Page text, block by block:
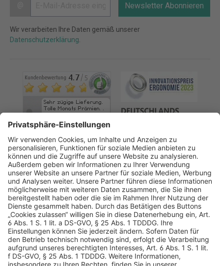
Newsletter Abonnieren
Wir verarbeiten Ihre Daten gemäß unserer
Datenschutzerklärung
AGB Datenschutz
Impressum
Sicherheitshinweis
Compliance